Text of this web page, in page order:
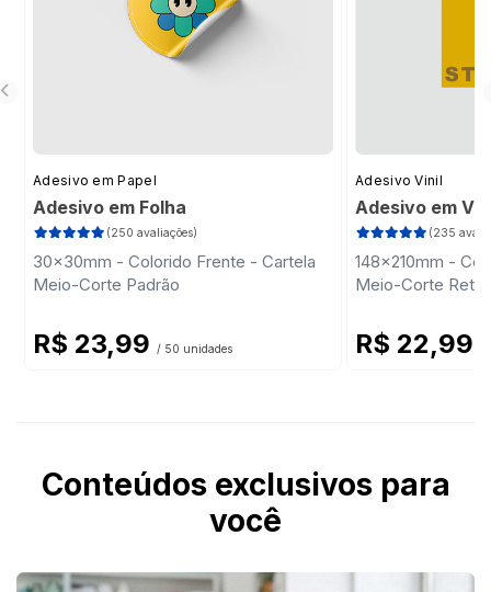
Adesivo em Papel
Adesivo em Folha
(250 avaliações)
30x30mm - Colorido Frente - Cartela
Meio-Corte Padrão
R$ 23,99 / 50 unidades
Adesivo Vinil
Adesivo em
(235
148x210mm -
Meio-Corte
R$ 22,99
Conteúdos exclusivos para
você